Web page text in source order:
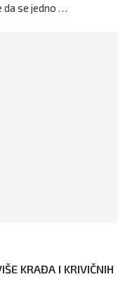
da se jedno …
KRAĐA I KRIVIČNIH